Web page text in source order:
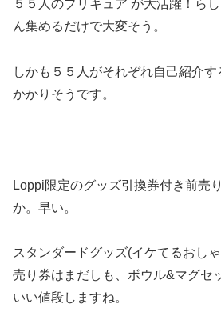
５５人のプリキュア が大活躍！ら
ん集めるだけで大変そう。
しかも５５人がそれぞれ自己紹介
かかりそうです。
Loppi限定のグッズ引換券付き前売
か。早い。
スタンダードグッズ(イケてるおし
売り券はまだしも、ボウル&マグセ
いい値段しますね。